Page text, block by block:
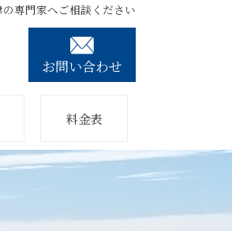
専門家へご相談ください
お問い合わせ
料金表